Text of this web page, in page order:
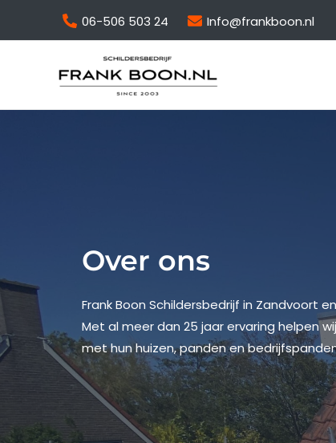
06-506 503 24 Info@frankboon.nl
Over ons
Frank Boon Schildersbedrijf in Zandvoort
Met al meer dan 25 jaar ervaring helpen
met hun huizen, panden en